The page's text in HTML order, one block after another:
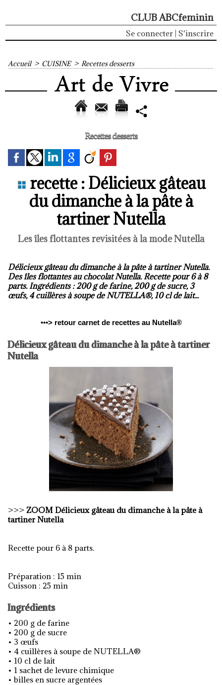
CLUB ABCfeminin
Se connecter S'inscrire
Accueil > CUISINE > Recettes desserts
Recettes desserts
recette : Délicieux gâteau
du dimanche à la pâte à
tartiner Nutella
Les îles flottantes revisitées à la mode Nutella
Délicieux gâteau du dimanche à la pâte à tartiner Nutella.
Des îles flottantes au chocolat Nutella. Recette pour 6 à 8
parts. Ingrédients : 200 g de farine, 200 g de sucre, 3
œufs, 4 cuillères à soupe de NUTELLA®, 10 cl de lait...
•••> retour carnet de recettes au Nutella®
Délicieux gâteau du dimanche à la pâte à tartiner
Nutella
>>> ZOOM Délicieux gâteau du dimanche à la pâte à
tartiner Nutella
Recette pour 6 à 8 parts.
Préparation : 15 min
Cuisson : 25 min
Ingrédients
• 200 g de farine
• 200 g de sucre
• 3 œufs
• 4 cuillères à soupe de NUTELLA®
• 10 cl de lait
• 1 sachet de levure chimique
• billes en sucre argentées